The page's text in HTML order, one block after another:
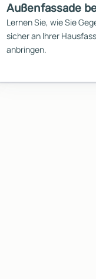
Außenfassade
Lernen Sie, wie Sie
sicher an Ihrer
anbringen.